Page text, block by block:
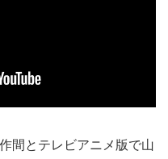
間とテレビアニメ版で山